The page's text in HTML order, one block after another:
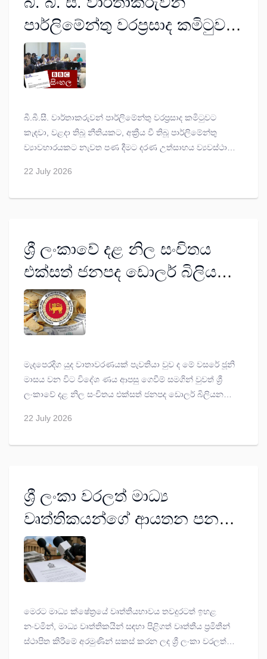
පාර්ලිමේන්තු වරප්‍රසාද කමිටුවට
කැඳවීම හිමිකම් අභියෝගයට
ලක් කිරීමක් - ෆ්‍රී ලෝයර්ස්
සංවිධානය
බී.බී.සී. වාර්තාකරුවන් පාර්ලිමේන්තු වරප්‍රසාද කමිටුවට
කැඳවා, වළදා තිබූ නීතියකට, අක්‍රීය වී තිබූ පාර්ලිමේන්තු
ව්‍යාවහාරයකට නැවත පණ දීමට දරණ උත්සාහය ව්‍යවස්ථාව
යැයි ෆ්‍රී ලෝයර්ස් සංවිධානය සඳහන් කරයි.
22 July 2026
ශ්‍රී ලංකාවේ දළ නිල සංචිතය
එක්සත් ජනපද ඩොලර් බිලියන
6.45 දක්වා ඉහළට...
මැදපෙරදිග යුද වාතාවරණයක් පැවතියා වුව ද මේ වසරේ ජූනි
මාසය වන විට විදේශ ණය ආපසු ගෙවීම් සමගින් වුවත් ශ්‍රී
ලංකාවේ දළ නිල සංචිතය එක්සත් ජනපද ඩොලර් බිලියන
කරයි.
22 July 2026
ශ්‍රී ලංකා වරලත් මාධ්‍ය
වෘත්තිකයන්ගේ ආයතන පනත්
කෙටුම්පත පාර්ලිමේන්තුවට
මෙරට මාධ්‍ය ක්ෂේත්‍රයේ වෘත්තීයභාවය තවදුරටත් ඉහළ
නංවමින්, මාධ්‍ය වෘත්තිකයින් සඳහා පිළිගත් වෘත්තීය ප්‍රමිතීන්
ස්ථාපිත කිරීමේ අරමුණින් සකස් කරන ලද ශ්‍රී ලංකා වරලත්